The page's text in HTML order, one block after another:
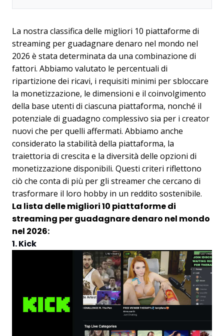
La nostra classifica delle migliori 10 piattaforme di
streaming per guadagnare denaro nel mondo nel
2026 è stata determinata da una combinazione di
fattori. Abbiamo valutato le percentuali di
ripartizione dei ricavi, i requisiti minimi per sbloccare
la monetizzazione, le dimensioni e il coinvolgimento
della base utenti di ciascuna piattaforma, nonché il
potenziale di guadagno complessivo sia per i creator
nuovi che per quelli affermati. Abbiamo anche
considerato la stabilità della piattaforma, la
traiettoria di crescita e la diversità delle opzioni di
monetizzazione disponibili. Questi criteri riflettono
ciò che conta di più per gli streamer che cercano di
trasformare il loro hobby in un reddito sostenibile.
La lista delle migliori 10 piattaforme di
streaming per guadagnare denaro nel mondo
nel 2026:
1. Kick